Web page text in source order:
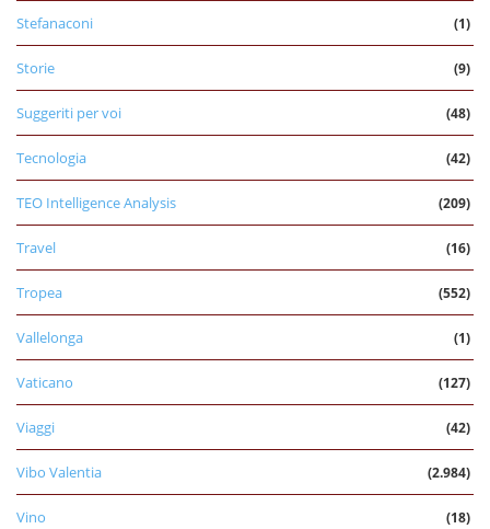
Stefanaconi (1)
Storie (9)
Suggeriti per voi (48)
Tecnologia (42)
TEO Intelligence Analysis (209)
Travel (16)
Tropea (552)
Vallelonga (1)
Vaticano (127)
Viaggi (42)
Vibo Valentia (2.984)
Vino (18)